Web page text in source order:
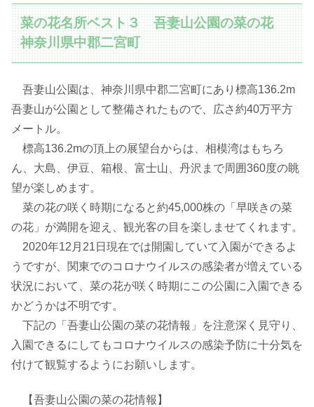
菜の花名所ベスト３ 吾妻山公園の菜の花
神奈川県中郡二宮町
吾妻山公園は、神奈川県中郡二宮町にあり標高136.2m
吾妻山が公園として整備されたもので、広さ約40万平方
メートル。
標高136.2mの頂上の展望台からは、相模湾はもちろ
ん、大島、伊豆、箱根、富士山、丹沢まで周囲360度の眺
望が楽しめます。
菜の花の咲く時期になると約45,000株の「早咲きの菜
の花」が満開を迎え、観光客の目を楽しませてくれます。
2020年12月21日現在では開園していて入園ができるよ
うですが、関東でのコロナウイルスの感染者が増えている
状況において、菜の花が咲く時期にこの公園に入園できる
かどうかは不明です。
下記の「吾妻山公園の菜の花情報」を注意深く見守り、
入園できるにしてもコロナウイルスの感染予防に十分気を
付けて観覧するようにお願いします。
【吾妻山公園の菜の花情報】